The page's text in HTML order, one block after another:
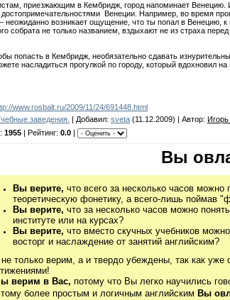
приезжающим в Кембридж, город напоминает Венецию.
Венеции. Например, во время
неожиданно возникает ощущение, что ты попал в Венецию,
собрата не только названием, вздыхают не из страха
попасть в Кембридж, необязательно сдавать
насладиться прогулкой по городу, который вдохновил
www.rosbalt.ru/2009/11/24/691448.html
заведения. | Добавил: sveta (11.12.2009) | Автор:
1955 | Рейтинг: 0.0
Вы
Вы верите, что всего за несколько часов можно
теоретическую фонетику, а всего-лишь поймав
Вы верите, что за несколько часов можно
институте или на курсах?
Вы верите, что вместо скучных учебников можно
восторг и наслаждение от занятий английским?
только верим, а и твердо убеждены, так как
верим в Вас, потому что Вы легко научились
более простым и логичным английским Вы